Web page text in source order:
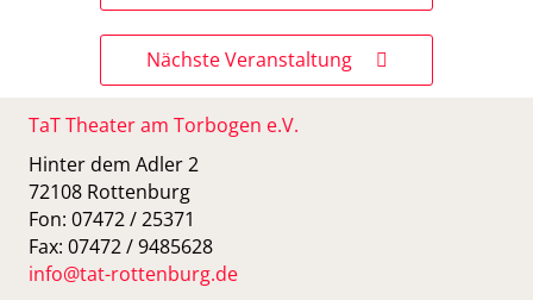
Nächste Veranstaltung
TaT Theater am Torbogen e.V.
Hinter dem Adler 2
72108 Rottenburg
Fon: 07472 / 25371
Fax: 07472 / 9485628
info@tat-rottenburg.de